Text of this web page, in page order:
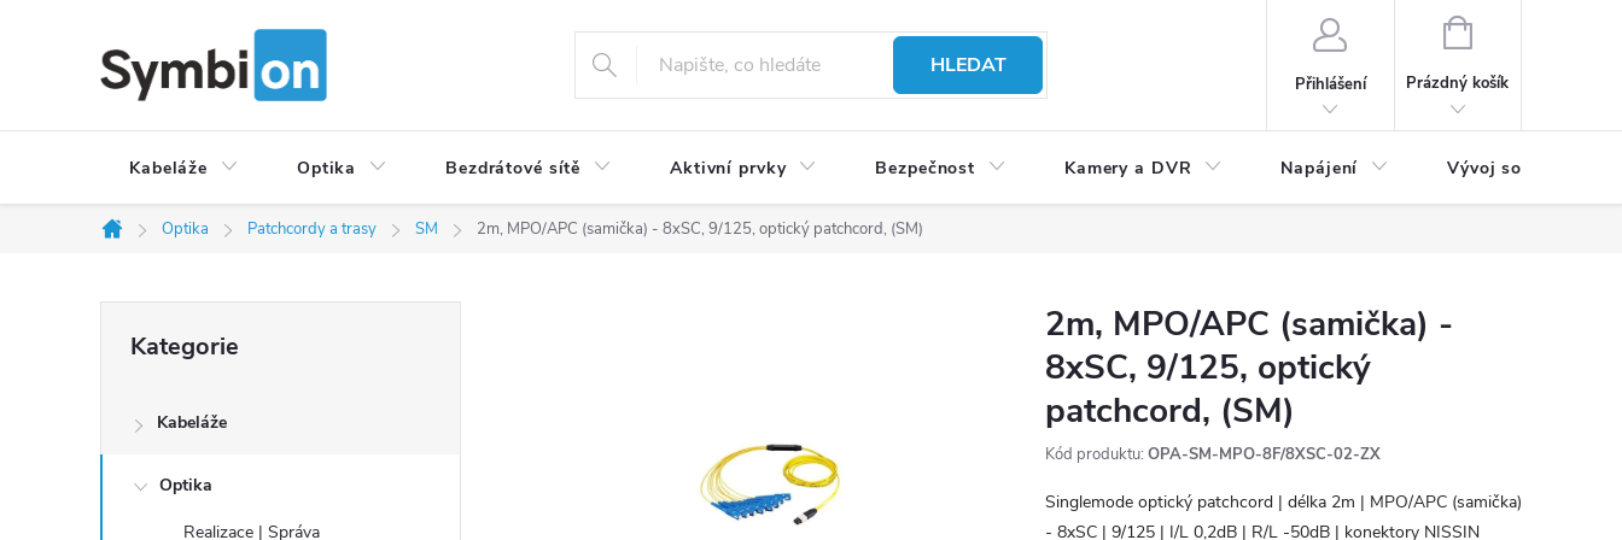
HLEDAT
Přihlášení
NÁKUPNÍ
Prázdný košík
Kabeláže Optika Bezdrátové sítě Aktivní prvky Bezpečnost Kamery a DVR Napájení Vývoj software
Domů
Optika Patchcordy a trasy SM 2m, MPO/APC (samička) - 8xSC, 9/125, optický patchcord, (SM)
r
kategorie
Kategorie
Kabeláže
Optika
Realizace | Správa
2m, MPO/APC (samička) -
8xSC, 9/125, optický
patchcord, (SM)
Kód produktu: OPA-SM-MPO-8F/8XSC-02-ZX
Singlemode optický patchcord | délka 2m | MPO/APC (samička)
- 8xSC | 9/125 | I/L 0,2dB | R/L -50dB | konektory NISSIN